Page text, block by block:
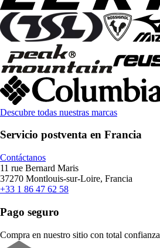
Descubre todas nuestras marcas
Servicio postventa en Francia
Contáctanos
11 rue Bernard Maris
37270 Montlouis-sur-Loire, Francia
+33 1 86 47 62 58
Pago seguro
Compra en nuestro sitio con total confianza